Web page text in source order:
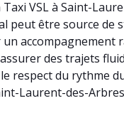
Taxi VSL à Saint-
peut être source de
assurer des trajets
respect du rythme
Laurent-des-